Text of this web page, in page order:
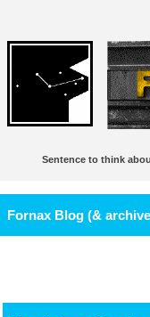
Sentence to think
Fornax Blog (&